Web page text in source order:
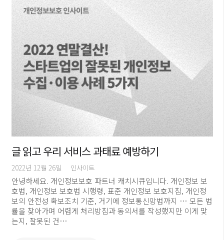
글 읽고 우리 서비스 과태료 예방하기
2022년 12월 26일 인사이트
안녕하세요. 개인정보보호 파트너 캐치시큐입니다. 개인정보 보
호법, 개인정보 보호법 시행령, 표준 개인정보 보호지침, 개인정
보의 안전성 확보조치 기준, 거기에 정보통신망법까지 … 모든 법
률을 찾아가며 어렵게 처리방침과 동의서를 작성했지만 이게 맞
는지, 잘못된 건…